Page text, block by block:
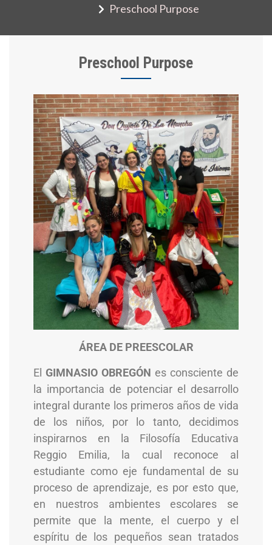
Preschool Purpose
Preschool Purpose
ÁREA DE PREESCOLAR
El GIMNASIO OBREGÓN es consciente de
la importancia de potenciar el desarrollo
integral durante los primeros años de vida
de los niños, por lo tanto, decidimos
inspirarnos en la Filosofía Educativa
Reggio Emilia, la cual reconoce al
estudiante como eje fundamental de su
proceso de aprendizaje, es por esto que,
en nuestros ambientes escolares se
permite que la mente, el cuerpo y el
espíritu de los pequeños sean tratados